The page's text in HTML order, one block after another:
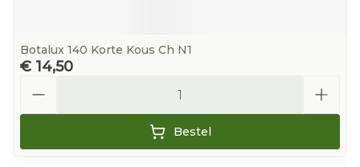
Botalux 140 Korte Kous Ch N1
€ 14,50
Bestel